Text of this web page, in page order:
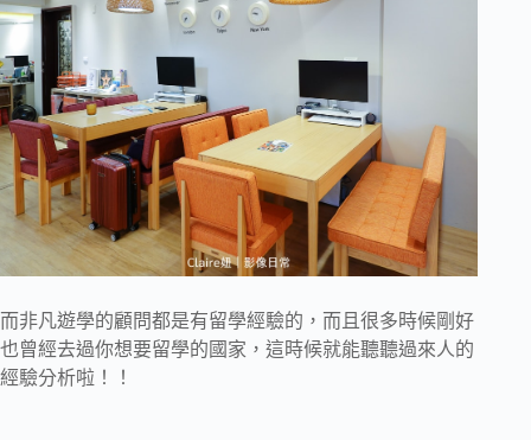
而非凡遊學的顧問都是有留學經驗的，而且很多時候剛好
也曾經去過你想要留學的國家，這時候就能聽聽過來人的
經驗分析啦！！